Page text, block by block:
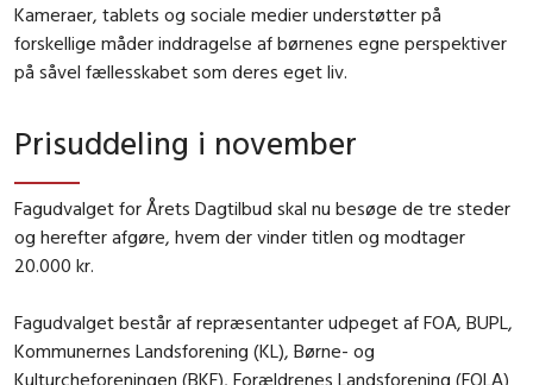
Kameraer, tablets og sociale medier understøtter på
forskellige måder inddragelse af børnenes egne perspektiver
på såvel fællesskabet som deres eget liv.
Prisuddeling i november
Fagudvalget for Årets Dagtilbud skal nu besøge de tre steder
og herefter afgøre, hvem der vinder titlen og modtager
20.000 kr.
Fagudvalget består af repræsentanter udpeget af FOA, BUPL,
Kommunernes Landsforening (KL), Børne- og
Kulturcheforeningen (BKF), Forældrenes Landsforening (FOLA)